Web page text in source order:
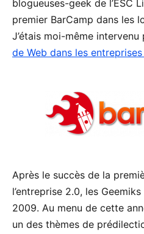
blogueuses-geek de l’ESC
premier BarCamp dans les
J’étais moi-même
de Web dans les
Après le succès de la
l’entreprise 2.0, les
2009. Au menu de cette
un des thèmes de